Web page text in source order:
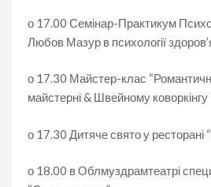
о 17.00 Семінар-Практикум
Любов Мазур в психології
о 17.30 Майстер-клас
майстерні & Швейному коворкінгу
о 17.30 Дитяче свято у ресторані
о 18.00 в Облмуздрамтеатрі